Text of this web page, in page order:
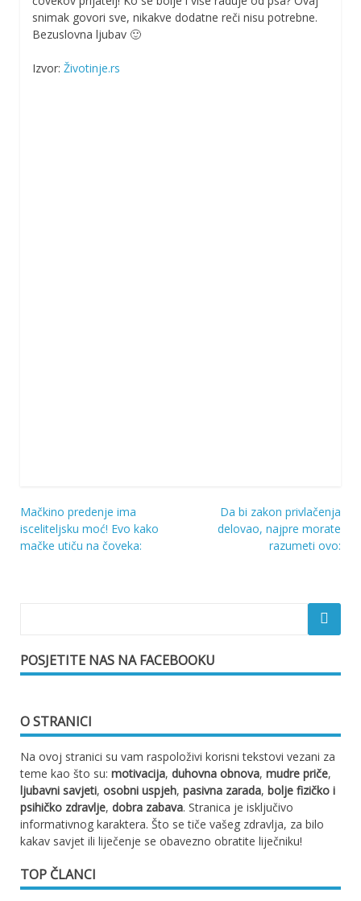
snimak govori sve, nikakve dodatne reči nisu potrebne.
Bezuslovna ljubav 🙂
Izvor: Životinje.rs
Navigacija
objava
Mačkino predenje ima
isceliteljsku moć! Evo kako
mačke utiču na čoveka:
Da bi zakon privlačenja
delovao, najpre morate
razumeti ovo:
POSJETITE NAS NA FACEBOOKU
O STRANICI
Na ovoj stranici su vam raspoloživi korisni tekstovi vezani za
teme kao što su: motivacija, duhovna obnova, mudre priče,
ljubavni savjeti, osobni uspjeh, pasivna zarada, bolje fizičko i
psihičko zdravlje, dobra zabava. Stranica je isključivo
informativnog karaktera. Što se tiče vašeg zdravlja, za bilo
kakav savjet ili liječenje se obavezno obratite liječniku!
TOP ČLANCI